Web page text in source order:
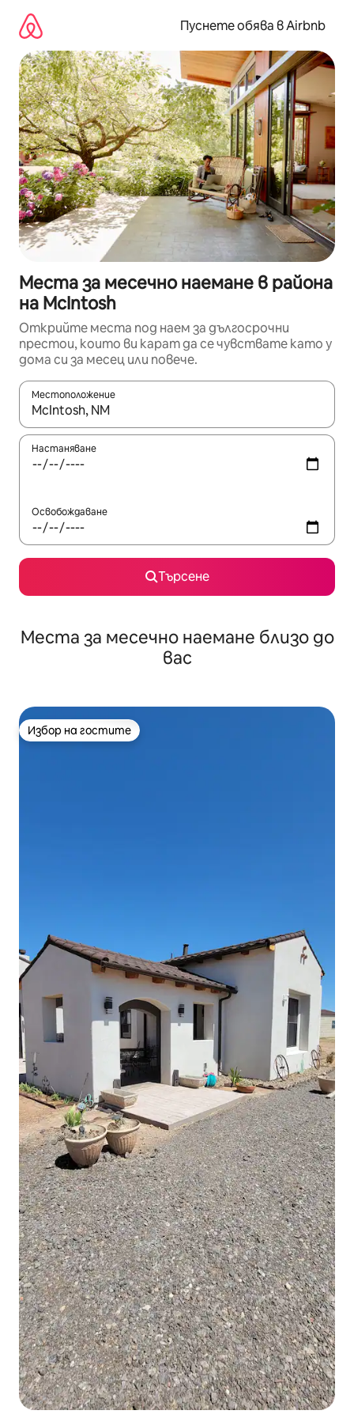
съдържанието
Пуснете обява в Airbnb
Места за месечно наемане в района
на McIntosh
Открийте места под наем за дългосрочни
престои, които ви карат да се чувствате като у
дома си за месец или повече.
Местоположение
Когато резултатите се покажат, използвайте
Настаняване
Освобождаване
Търсене
Места за месечно наемане близо до
вас
Избор на гостите
Избор на гостите